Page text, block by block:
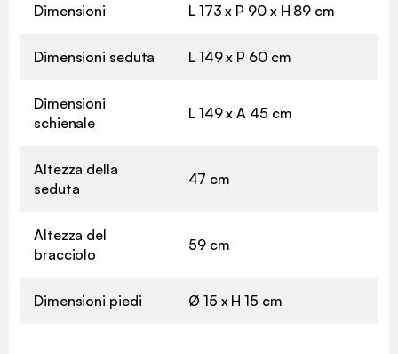
Dimensioni L 173 x P 90 x H 89 cm
Dimensioni seduta L 149 x P 60 cm
Dimensioni
schienale
L 149 x A 45 cm
Altezza della
seduta
47 cm
Altezza del
bracciolo
59 cm
Dimensioni piedi Ø 15 x H 15 cm